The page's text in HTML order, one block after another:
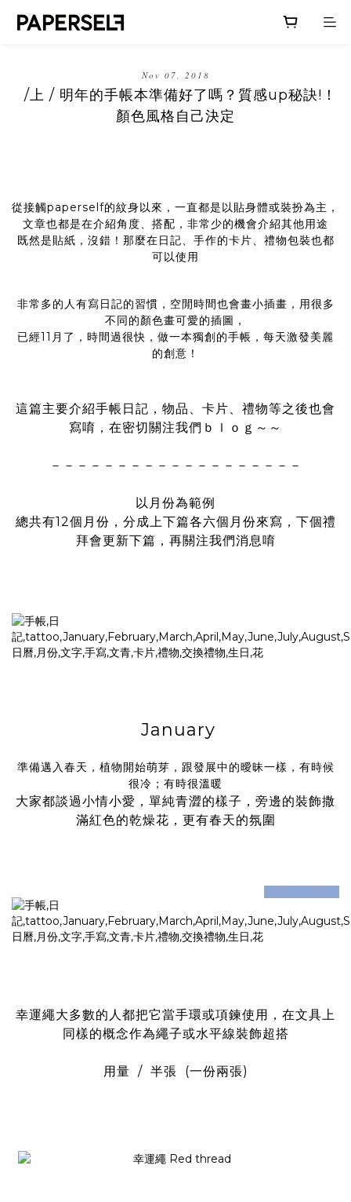
Nov 07, 2018
/上 / 明年的手帳本準備好了嗎？質感up秘訣!！
顏色風格自己決定
從接觸paperself的紋身以來，一直都是以貼身體或裝扮為主，
文章也都是在介紹角度、搭配，非常少的機會介紹其他用途
既然是貼紙，沒錯！那麼在日記、手作的卡片、禮物包裝也都
可以使用
非常多的人有寫日記的習慣，空閒時間也會畫小插畫，用很多
不同的顏色畫可愛的插圖，
已經11月了，時間過很快，做一本獨創的手帳，每天激發美麗
的創意！
這篇主要介紹手帳日記， 物品、卡片、禮物等之後也會
寫唷， 在密切關注我們ｂｌｏｇ～～
－－－－－－－－－－－－－－－－－－－
以月份為範例
總共有12個月份，分成上下篇各六個月份來寫，下個禮
拜會更新下篇，再關注我們消息唷
January
準備邁入春天，植物開始萌芽，跟發展中的曖昧一樣，有時候
很冷；有時很溫暖
大家都談過小情小愛，單純青澀的樣子，旁邊的裝飾撒
滿紅色的乾燥花，更有春天的氛圍
prev next
幸運繩大多數的人都把它當手環或項鍊使用，在文具上
同樣的概念作為繩子或水平線裝飾超搭
用量 / 半張 (一份兩張)